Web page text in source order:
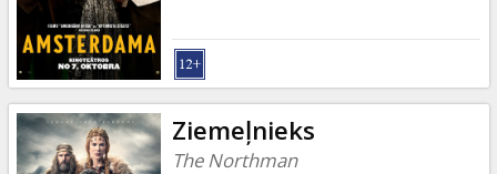
Ziemeļnieks
The Northman